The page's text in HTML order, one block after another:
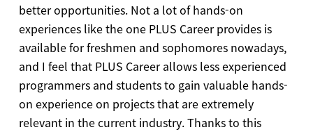
better opportunities. Not a lot of hands-on
experiences like the one PLUS Career provides is
available for freshmen and sophomores nowadays,
and I feel that PLUS Career allows less experienced
programmers and students to gain valuable hands-
on experience on projects that are extremely
relevant in the current industry. Thanks to this